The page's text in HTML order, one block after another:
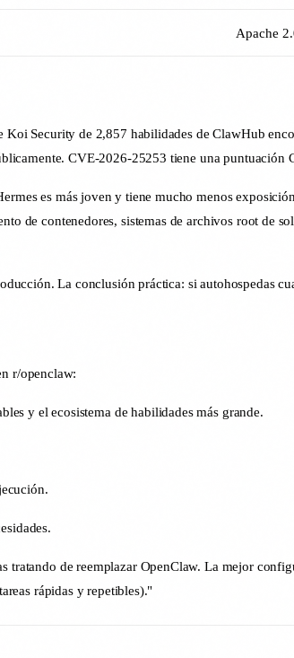
Apache
Security de 2,857 habilidades de ClawHub
CVE-2026-25253 tiene una
es más joven y tiene mucho menos
de contenedores, sistemas de archivos root de
La conclusión práctica: si autohospedas
r/openclaw:
y el ecosistema de habilidades más grande.
tratando de reemplazar OpenClaw. La mejor
rápidas y repetibles)."